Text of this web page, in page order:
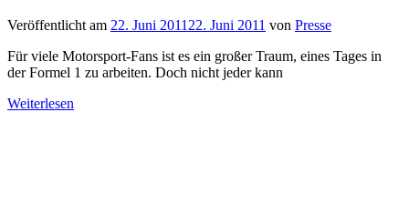
Veröffentlicht am 22. Juni 2011 22. Juni 2011 von Presse
Für viele Motorsport-Fans ist es ein großer Traum, eines Tages in
der Formel 1 zu arbeiten. Doch nicht jeder kann
Weiterlesen